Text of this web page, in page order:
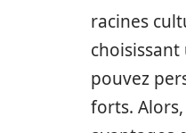
racines
pouvez
forts.